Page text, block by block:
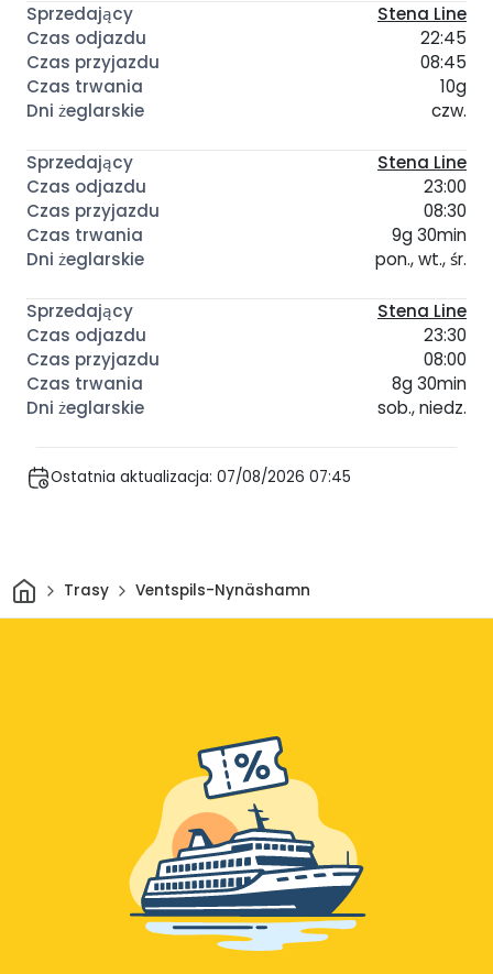
Stena Line
22:45
08:45
10g
czw.
Stena Line
23:00
08:30
9g 30min
pon., wt., śr.
Stena Line
23:30
08:00
8g 30min
sob., niedz.
Ostatnia aktualizacja: 07/08/2026 07:45
DomTrasy Ventspils-Nynäshamn